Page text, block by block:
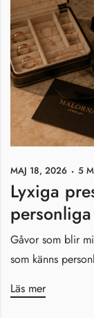
MAJ 18, 2026 5
Lyxiga
personliga
Gåvor som blir
som känns
Läs mer